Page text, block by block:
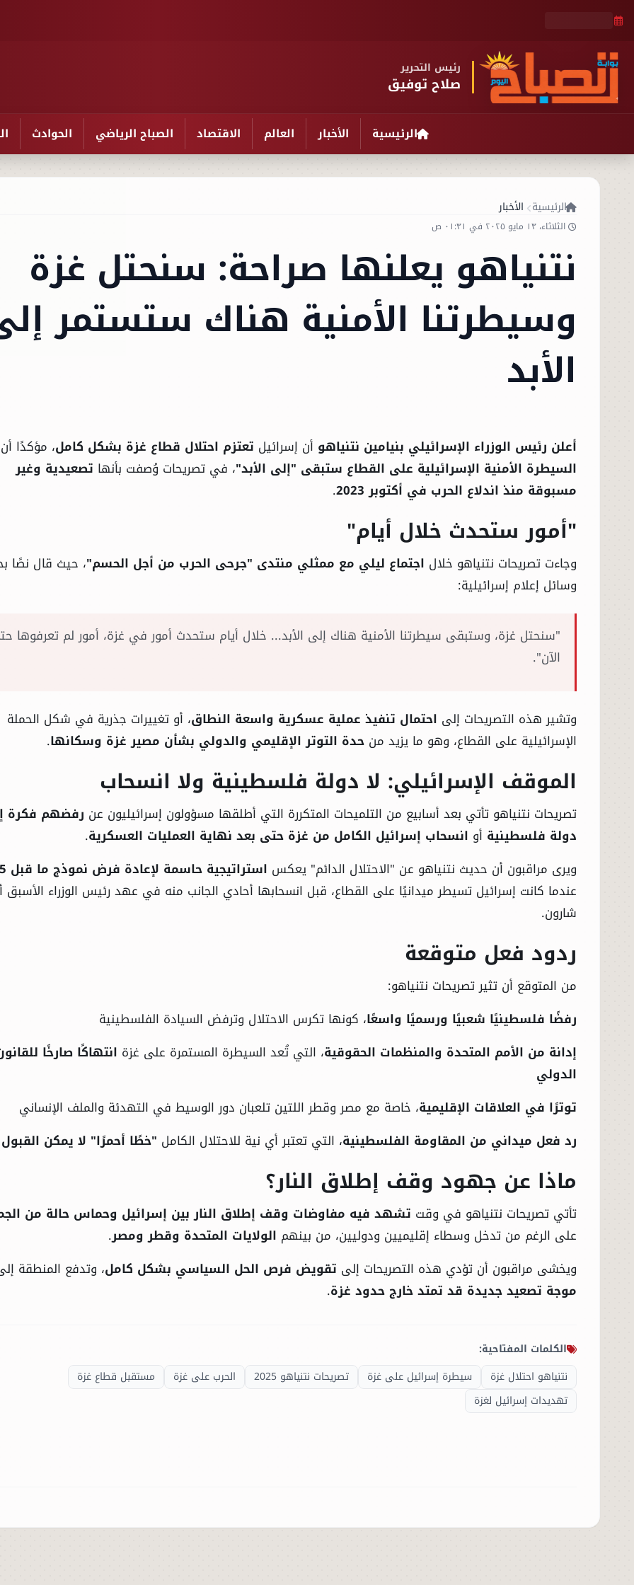
رئيس التحرير
صلاح توفيق
الرئيسية الأخبار العالم الاقتصاد الصباح الرياضي الحوادث
الرئيسية الأخبار
الثلاثاء، ١٣ مايو ٢٠٢٥ في ٠١:٣١ ص
نتنياهو يعلنها صراحة: سنحتل غزة
وسيطرتنا الأمنية هناك ستستمر
الأبد
أعلن رئيس الوزراء الإسرائيلي بنيامين نتنياهو أن إسرائيل تعتزم احتلال قطاع غزة بشكل كامل، مؤكدًا أن
السيطرة الأمنية الإسرائيلية على القطاع ستبقى "إلى الأبد"، في تصريحات وُصفت بأنها تصعيدية وغير
مسبوقة منذ اندلاع الحرب في أكتوبر 2023
.
"أمور ستحدث خلال أيام"
وجاءت تصريحات نتنياهو خلال اجتماع ليلي مع ممثلي منتدى "جرحى الحرب من أجل الحسم"، حيث قال نصًا
وسائل إعلام إسرائيلية:
"سنحتل غزة، وستبقى سيطرتنا الأمنية هناك إلى الأبد... خلال أيام ستحدث أمور في غزة، أمور لم تعرفوها
الآن".
وتشير هذه التصريحات إلى احتمال تنفيذ عملية عسكرية واسعة النطاق، أو تغييرات جذرية في شكل الحملة
الإسرائيلية على القطاع، وهو ما يزيد من حدة التوتر الإقليمي والدولي بشأن مصير غزة وسكانها.
الموقف الإسرائيلي: لا دولة فلسطينية ولا انسحاب
تصريحات نتنياهو تأتي بعد أسابيع من التلميحات المتكررة التي أطلقها مسؤولون إسرائيليون عن رفضهم فكرة
دولة فلسطينية أو انسحاب إسرائيل الكامل من غزة حتى بعد نهاية العمليات العسكرية.
ويرى مراقبون أن حديث نتنياهو عن "الاحتلال الدائم" يعكس استراتيجية حاسمة لإعادة فرض نموذج ما قبل 2005
عندما كانت إسرائيل تسيطر ميدانيًا على القطاع، قبل انسحابها أحادي الجانب منه في عهد رئيس الوزراء الأسبق
شارون.
ردود فعل متوقعة
من المتوقع أن تثير تصريحات نتنياهو:
رفضًا فلسطينيًا شعبيًا ورسميًا واسعًا، كونها تكرس الاحتلال وترفض السيادة الفلسطينية
إدانة من الأمم المتحدة والمنظمات الحقوقية، التي تُعد السيطرة المستمرة على غزة انتهاكًا صارخًا
الدولي
توترًا في العلاقات الإقليمية، خاصة مع مصر وقطر اللتين تلعبان دور الوسيط في التهدئة والملف الإنساني
رد فعل ميداني من المقاومة الفلسطينية، التي تعتبر أي نية للاحتلال الكامل "خطًا أحمرًا" لا يمكن
ماذا عن جهود وقف إطلاق النار؟
تأتي تصريحات نتنياهو في وقت تشهد فيه مفاوضات وقف إطلاق النار بين إسرائيل وحماس حالة من
على الرغم من تدخل وسطاء إقليميين ودوليين، من بينهم الولايات المتحدة وقطر ومصر.
ويخشى مراقبون أن تؤدي هذه التصريحات إلى تقويض فرص الحل السياسي بشكل كامل، وتدفع المنطقة
موجة تصعيد جديدة قد تمتد خارج حدود غزة.
الكلمات المفتاحية:
نتنياهو احتلال غزة
سيطرة إسرائيل على غزة تصريحات نتنياهو 2025 الحرب على غزة
مستقبل قطاع غزة
تهديدات إسرائيل لغزة